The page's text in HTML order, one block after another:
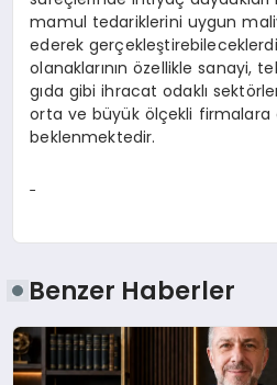
mamul tedariklerini uygun
ederek
olanaklarının özellikle sanayi,
gıda gibi ihracat odaklı
orta ve büyük ölçekli firmalara
beklenmektedir.
Benzer Haberler